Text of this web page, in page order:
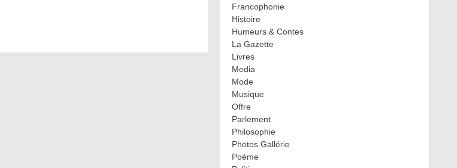
Francophonie
Histoire
Humeurs & Contes
La Gazette
Livres
Media
Mode
Musique
Offre
Parlement
Philosophie
Photos Gallérie
Poème